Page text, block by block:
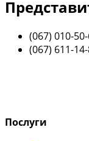
(067) 010-
(067) 611-
Послуги